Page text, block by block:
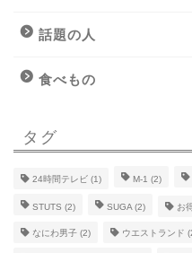
話題の人
食べもの
タグ
24時間テレビ (1) M-1 (2)
STUTS (2) SUGA (2) お
なにわ男子 (2) ウエストランド